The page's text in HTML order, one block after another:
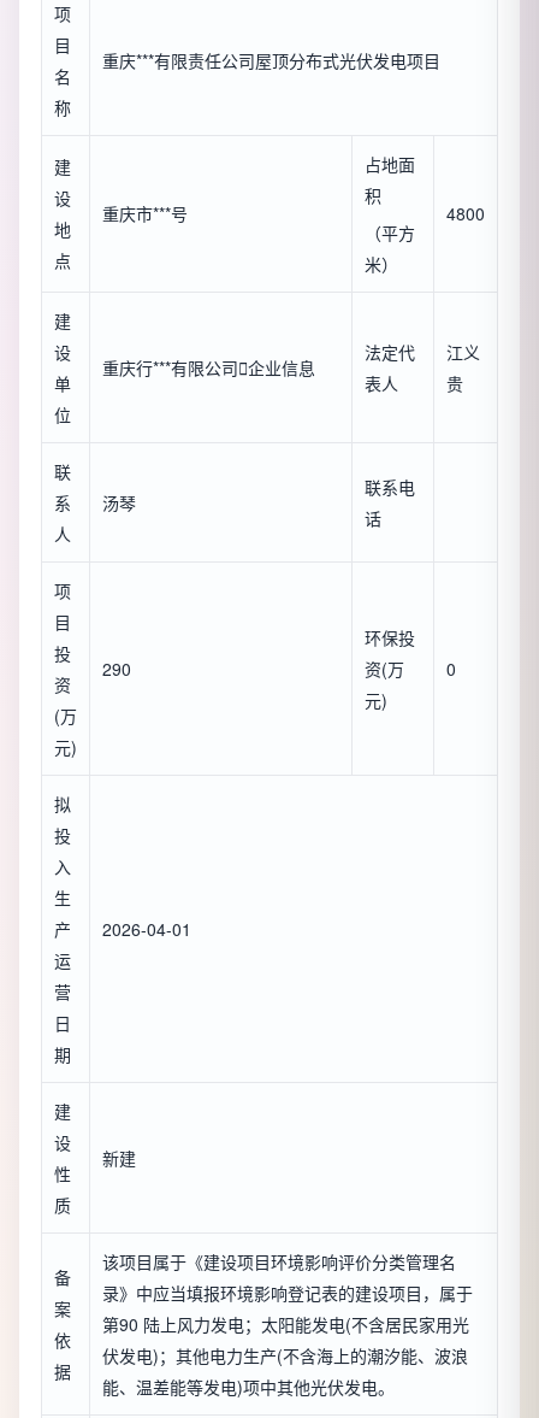
项
目
名
称
重庆***有限责任公司屋顶分布式光伏发电项目
建
设
地
点
重庆市***号
占地面
积
（平方
米）
4800
建
设
单
位
重庆行***有限公司企业信息
法定代
表人
江义
贵
联
系
人
汤琴
联系电
话
项
目
投
资
(万
元)
290
环保投
资(万
元)
0
拟
投
入
生
产
运
营
日
期
2026-04-01
建
设
性
质
新建
备
案
依
据
该项目属于《建设项目环境影响评价分类管理名
录》中应当填报环境影响登记表的建设项目，属于
第90 陆上风力发电；太阳能发电(不含居民家用光
伏发电)；其他电力生产(不含海上的潮汐能、波浪
能、温差能等发电)项中其他光伏发电。